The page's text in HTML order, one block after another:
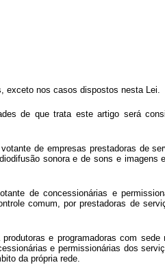
exceto nos casos dispostos nesta Lei.
de que trata este artigo será
de empresas prestadoras de
sonora e de sons e
de concessionárias e
comum, por prestadoras de
e programadoras com
e permissionárias dos
da própria rede.